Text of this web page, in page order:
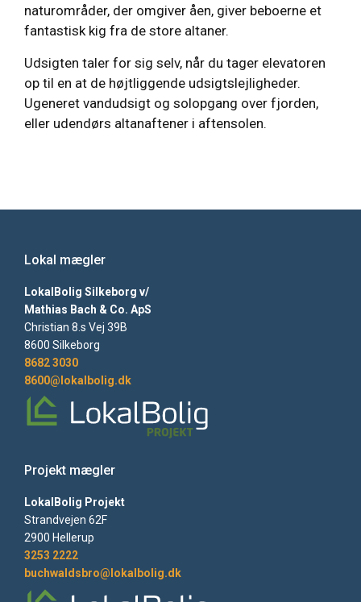
naturområder, der omgiver åen, giver beboerne et
fantastisk kig fra de store altaner.
Udsigten taler for sig selv, når du tager elevatoren
op til en at de højtliggende udsigtslejligheder.
Ugeneret vandudsigt og solopgang over fjorden,
eller udendørs altanaftener i aftensolen.
Lokal mægler
LokalBolig Silkeborg v/
Mathias Bach & Co. ApS
Christian 8.s Vej 39B
8600 Silkeborg
8682 3030
8600@lokalbolig.dk
Projekt mægler
LokalBolig Projekt
Strandvejen 62F
2900 Hellerup
3253 2222
buchwaldsbro@lokalbolig.dk